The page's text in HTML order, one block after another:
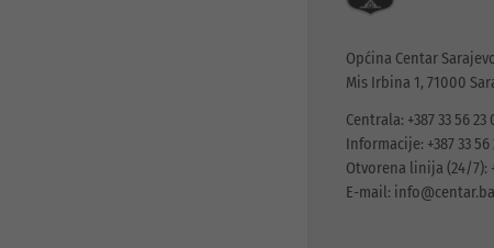
Općina Centar
Mis Irbina 1, 71000
Centrala: +387 33 56 23
Informacije: +387 33 56
Otvorena linija (24/7):
E-mail: info@centar.ba